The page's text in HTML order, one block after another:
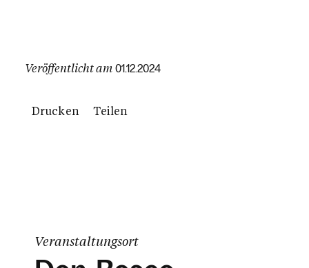
Veröffentlicht am 01.12.2024
Drucken Teilen
Veranstaltungsort